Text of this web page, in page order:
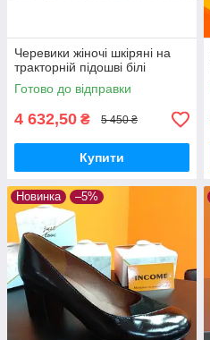
Черевики жіночі шкіряні на
тракторній підошві білі
Готово до відправки
4 632,50 ₴ 5 450 ₴
Купити
Новинка –5%